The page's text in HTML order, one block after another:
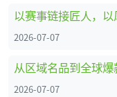
2026-07-07
从区域名品到全球爆
2026-07-07